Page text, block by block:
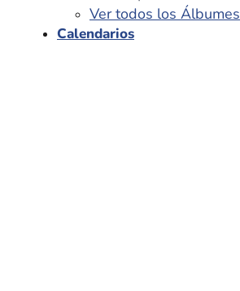
Ver todos los Álbumes
Calendarios